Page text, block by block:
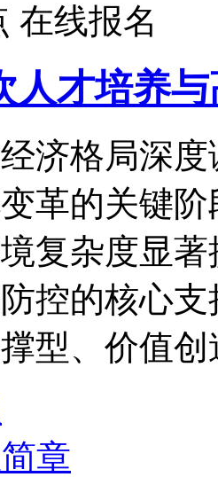
在线报名
人才培养
济格局深
革的关键
复杂度显
控的核心
型、价值
章